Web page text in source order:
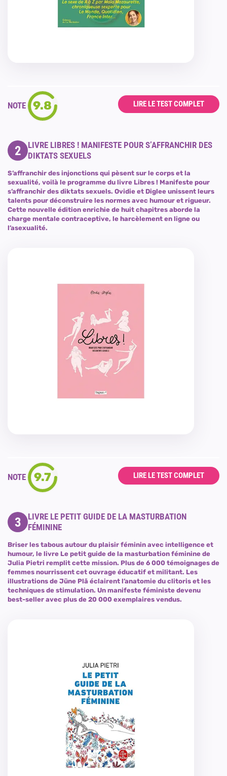
NOTE 9.8 LIRE LE TEST COMPLET
2
LIVRE LIBRES ! MANIFESTE POUR S’AFFRANCHIR DES
DIKTATS SEXUELS
S’affranchir des injonctions qui pèsent sur le corps et la
sexualité, voilà le programme du livre Libres ! Manifeste pour
s’affranchir des diktats sexuels. Ovidie et Diglee unissent leurs
talents pour déconstruire les normes avec humour et rigueur.
Cette nouvelle édition enrichie de huit chapitres aborde la
charge mentale contraceptive, le harcèlement en ligne ou
l’asexualité.
NOTE 9.7 LIRE LE TEST COMPLET
3
LIVRE LE PETIT GUIDE DE LA MASTURBATION
FÉMININE
Briser les tabous autour du plaisir féminin avec intelligence et
humour, le livre Le petit guide de la masturbation féminine de
Julia Pietri remplit cette mission. Plus de 6 000 témoignages de
femmes nourrissent cet ouvrage éducatif et militant. Les
illustrations de Jüne Plã éclairent l’anatomie du clitoris et les
techniques de stimulation. Un manifeste féministe devenu
best-seller avec plus de 20 000 exemplaires vendus.